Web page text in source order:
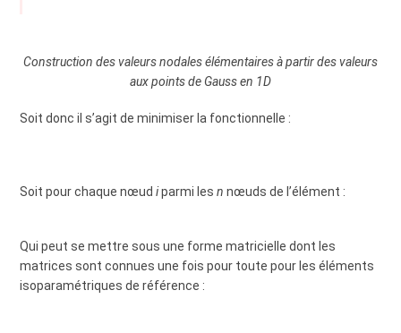
Construction des valeurs nodales élémentaires à partir des valeurs
aux points de Gauss en 1D
Soit donc il s’agit de minimiser la fonctionnelle :
Soit pour chaque nœud iparmi les n nœuds de l’élément :
Qui peut se mettre sous une forme matricielle dont les
matrices sont connues une fois pour toute pour les éléments
isoparamétriques de référence :